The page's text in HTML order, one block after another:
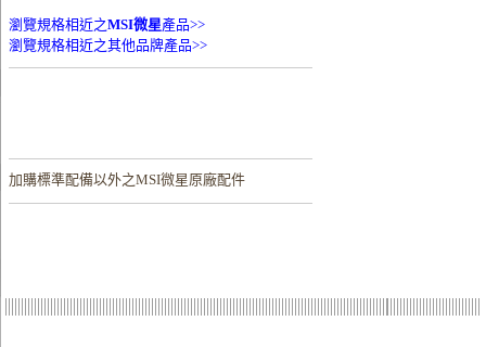
瀏覽規格相近之MSI微星產品>>
瀏覽規格相近之其他品牌產品>>
加購標準配備以外之MSI微星原廠配件